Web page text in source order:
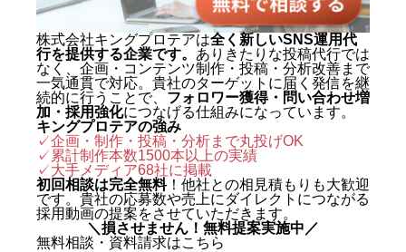
株式会社キングプロテアは全く新しいSNS運用代
行を提供する企業です。 ありきたりな投稿代行では
なく、企画・コンテンツ制作・投稿・分析改善まで
一気通貫で対応。貴社のターゲットに届く発信を継
続的に行うことで、 フォロワー獲得・問い合わせ増
加・採用強化につなげる仕組みになっています。
キングプロテアの強み
✓企画・制作・投稿・分析まで丸投げOK
✓累計制作本数1500本以上の実績
✓大手メディア68社に掲載
初回相談は完全無料！他社との相見積もりも大歓迎
です。貴社の応募数や売上にダイレクトにつながる
採用動画の提案をさせていただきます。
＼損させません！無料提案実施中／
無料相談・資料請求はこちら